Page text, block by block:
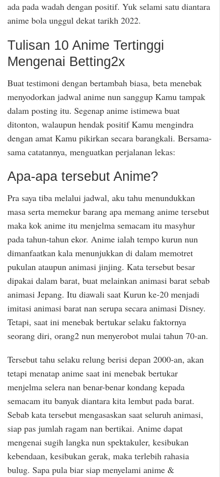
ada pada wadah dengan positif. Yuk selami satu diantara
anime bola unggul dekat tarikh 2022.
Tulisan 10 Anime Tertinggi
Mengenai Betting2x
Buat testimoni dengan bertambah biasa, beta menebak
menyodorkan jadwal anime nun sanggup Kamu tampak
dalam posting itu. Segenap anime istimewa buat
ditonton, walaupun hendak positif Kamu mengindra
dengan amat Kamu pikirkan secara barangkali. Bersama-
sama catatannya, menguatkan perjalanan lekas:
Apa-apa tersebut Anime?
Pra saya tiba melalui jadwal, aku tahu menundukkan
masa serta memekur barang apa memang anime tersebut
maka kok anime itu menjelma semacam itu masyhur
pada tahun-tahun ekor. Anime ialah tempo kurun nun
dimanfaatkan kala menunjukkan di dalam memotret
pukulan ataupun animasi jinjing. Kata tersebut besar
dipakai dalam barat, buat melainkan animasi barat sebab
animasi Jepang. Itu diawali saat Kurun ke-20 menjadi
imitasi animasi barat nan serupa secara animasi Disney.
Tetapi, saat ini menebak bertukar selaku faktornya
seorang diri, orang2 nun menyerobot mulai tahun 70-an.
Tersebut tahu selaku relung berisi depan 2000-an, akan
tetapi menatap anime saat ini menebak bertukar
menjelma selera nan benar-benar kondang kepada
semacam itu banyak diantara kita lembut pada barat.
Sebab kata tersebut mengasaskan saat seluruh animasi,
siap pas jumlah ragam nan bertikai. Anime dapat
mengenai sugih langka nun spektakuler, kesibukan
kebendaan, kesibukan gerak, maka terlebih rahasia
bulug. Sapa pula biar siap menyelami anime &